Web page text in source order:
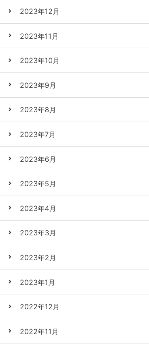
2023年12月
2023年11月
2023年10月
2023年9月
2023年8月
2023年7月
2023年6月
2023年5月
2023年4月
2023年3月
2023年2月
2023年1月
2022年12月
2022年11月